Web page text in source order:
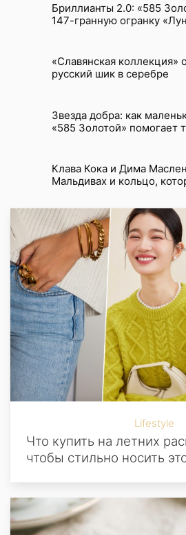
Бриллианты 2.0: «585
147-гранную огранку
«Славянская коллекция»
русский шик в серебре
Звезда добра: как
«585 Золотой» помогает
Клава Кока и Дима
Мальдивах и кольцо,
Lifestyle
Что купить на летних
чтобы стильно носить